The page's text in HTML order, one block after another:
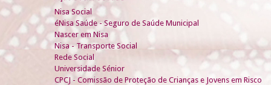
Nisa Social
éNisa Saúde - Seguro de Saúde Municipal
Nascer em Nisa
Nisa - Transporte Social
Rede Social
Universidade Sénior
CPCJ - Comissão de Proteção de Crianças e Jovens em Risco